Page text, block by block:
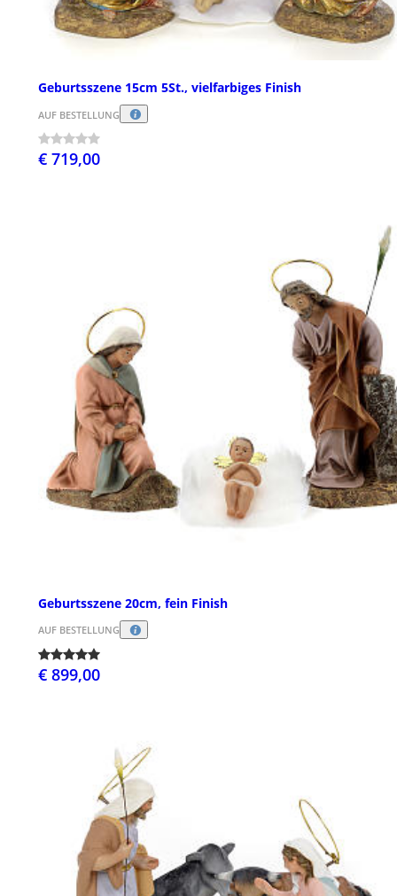
Geburtsszene 15cm 5St., vielfarbiges Finish
AUF BESTELLUNG
€ 719,00
Geburtsszene 20cm, fein Finish
AUF BESTELLUNG
€ 899,00